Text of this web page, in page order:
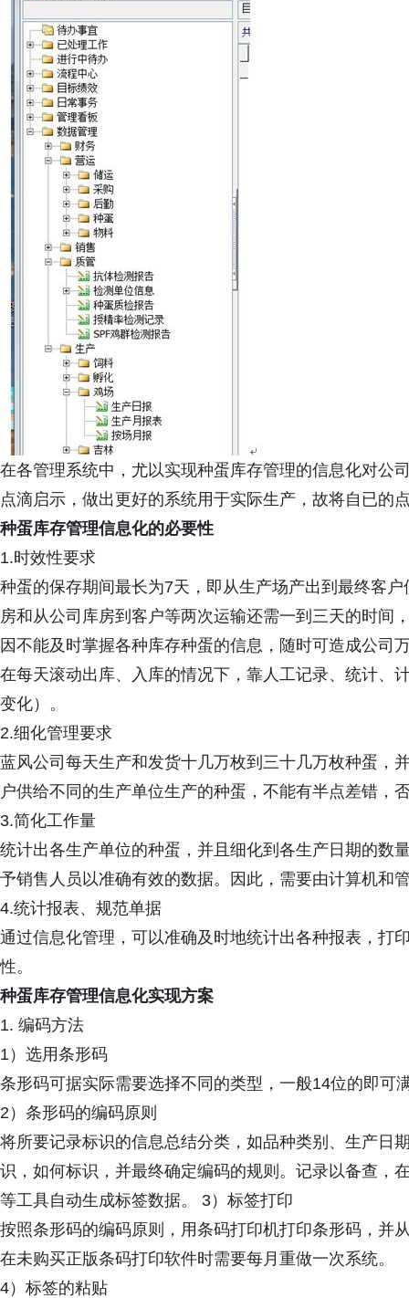
在各管理系统中，尤以实现种蛋库存管理的信息化对公
点滴启示，做出更好的系统用于实际生产，故将自已的
种蛋库存管理信息化的必要性
1.时效性要求
种蛋的保存期间最长为7天，即从生产场产出到最终客
房和从公司库房到客户等两次运输还需一到三天的时间
因不能及时掌握各种库存种蛋的信息，随时可造成公司
在每天滚动出库、入库的情况下，靠人工记录、统计、
变化）。
2.细化管理要求
蓝风公司每天生产和发货十几万枚到三十几万枚种蛋，
户供给不同的生产单位生产的种蛋，不能有半点差错，
3.简化工作量
统计出各生产单位的种蛋，并且细化到各生产日期的数
予销售人员以准确有效的数据。因此，需要由计算机和
4.统计报表、规范单据
通过信息化管理，可以准确及时地统计出各种报表，打
性。
种蛋库存管理信息化实现方案
1. 编码方法
1）选用条形码
条形码可据实际需要选择不同的类型，一般14位的即可
2）条形码的编码原则
将所要记录标识的信息总结分类，如品种类别、生产日
识，如何标识，并最终确定编码的规则。记录以备查，
等工具自动生成标签数据。 3）标签打印
按照条形码的编码原则，用条码打印机打印条形码，并
在未购买正版条码打印软件时需要每月重做一次系统。
4）标签的粘贴